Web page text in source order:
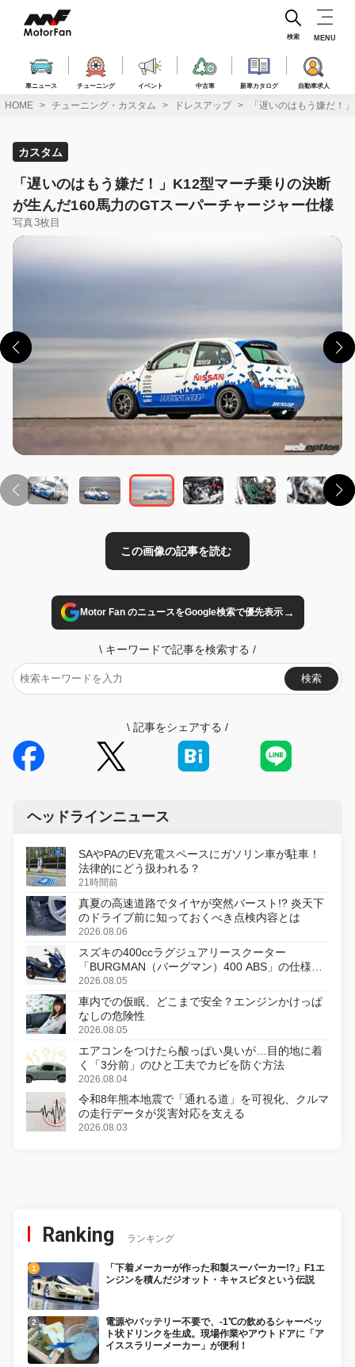
ス
車ニュース チューニング イベント 中古車 新車カタログ 自動車求人
検索 MENU
HOME チューニング・カスタム ドレスアップ 「遅いのはもう嫌だ！
カスタム
「遅いのはもう嫌だ！」K12型マーチ乗りの決断
が生んだ160馬力のGTスーパーチャージャー仕様
写真3枚目
Motor Fan のニュースをGoogle検索で優先表示→
\ キーワードで記事を検索する /
検索
\ 記事をシェアする /
ヘッドラインニュース
SAやPAのEV充電スペースにガソリン車が駐車！
法律的にどう扱われる？
21時間前
真夏の高速道路でタイヤが突然バースト!? 炎天下
のドライブ前に知っておくべき点検内容とは
2026.08.06
スズキの400ccラグジュアリースクーター
「BURGMAN（バーグマン）400 ABS」の仕様を
変更し、8月18日に発売
2026.08.05
車内での仮眠、どこまで安全？エンジンかけっぱ
なしの危険性
2026.08.05
エアコンをつけたら酸っぱい臭いが…目的地に着
く「3分前」のひと工夫でカビを防ぐ方法
2026.08.04
令和8年熊本地震で「通れる道」を可視化、クルマ
の走行データが災害対応を支える
2026.08.03
Ranking ランキング
「下着メーカーが作った和製スーパーカー!?」F1エ
ンジンを積んだジオット・キャスピタという伝説
電源やバッテリー不要で、-1℃の飲めるシャーベッ
ト状ドリンクを生成。現場作業やアウトドアに「ア
イススラリーメーカー」が便利！